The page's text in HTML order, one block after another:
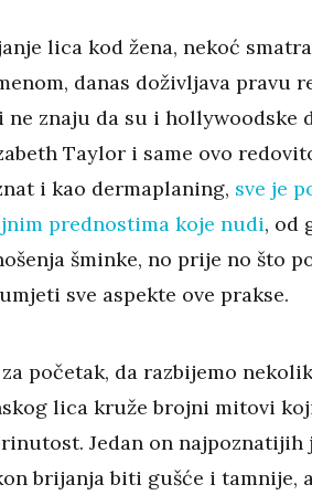
lica kod žena, nekoć
danas doživljava pravu
ne znaju da su i hollywoodske
Taylor i same ovo
i kao dermaplaning, sve je
prednostima koje nudi, od
šminke, no prije no što
sve aspekte ove prakse.
za početak, da razbijemo
lica kruže brojni mitovi
Jedan on
brijanja biti gušće i tamnije,